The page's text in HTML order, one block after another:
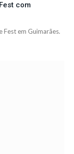
com
Fest em Guimarães.